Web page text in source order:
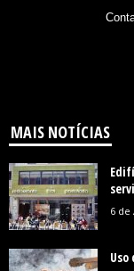
MAIS NOTÍCIAS
6 de